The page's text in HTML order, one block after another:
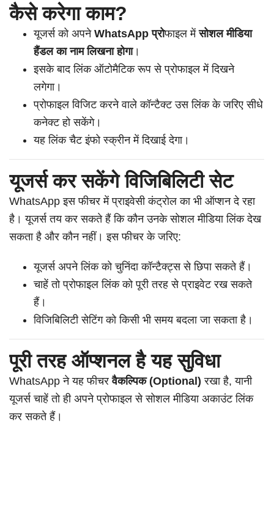
कैसे करेगा काम?
यूजर्स को अपने WhatsApp प्रोफाइल मेंसोशल मीडिया
हैंडल का नाम लिखना होगा।
इसके बाद लिंक ऑटोमैटिक रूप से प्रोफाइल में दिखने
लगेगा।
प्रोफाइल विजिट करने वाले कॉन्टैक्ट उस लिंक के जरिए सीधे
कनेक्ट हो सकेंगे।
यह लिंक चैट इंफो स्क्रीन में दिखाई देगा।
यूजर्स कर सकेंगे विजिबिलिटी सेट
WhatsApp इस फीचर में प्राइवेसी कंट्रोल का भी ऑप्शन दे रहा
है। यूजर्स तय कर सकते हैं कि कौन उनके सोशल मीडिया लिंक देख
सकता है और कौन नहीं। इस फीचर के जरिए:
यूजर्स अपने लिंक को चुनिंदा कॉन्टैक्ट्स से छिपा सकते हैं।
चाहें तो प्रोफाइल लिंक को पूरी तरह से प्राइवेट रख सकते
हैं।
विजिबिलिटी सेटिंग को किसी भी समय बदला जा सकता है।
पूरी तरह ऑप्शनल है यह सुविधा
WhatsApp ने यह फीचरवैकल्पिक (Optional) रखा है, यानी
यूजर्स चाहें तो ही अपने प्रोफाइल से सोशल मीडिया अकाउंट लिंक
कर सकते हैं।